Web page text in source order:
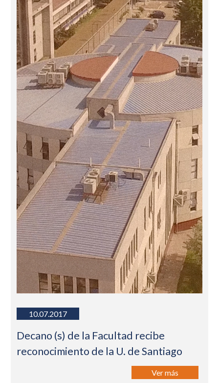
10.07.2017
Decano (s) de la Facultad recibe
reconocimiento de la U. de Santiago
Ver más